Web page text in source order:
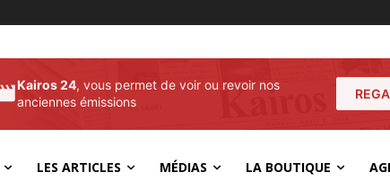
Kairos 24, vous permet de voir ou revoir nos
anciennes émissions
LES ARTICLES MÉDIAS LA BOUTIQUE